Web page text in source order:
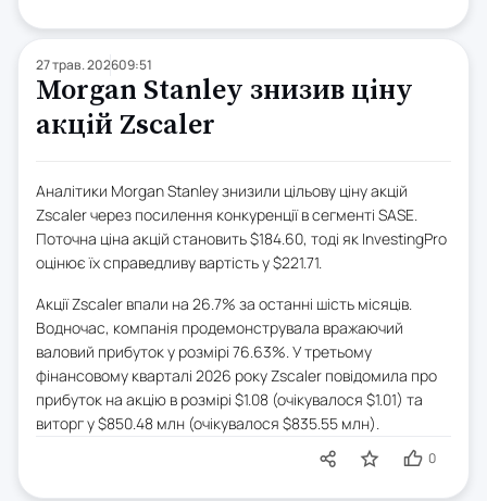
27 трав. 202609:51
Morgan Stanley знизив ціну
акцій Zscaler
Аналітики Morgan Stanley знизили цільову ціну акцій
Zscaler через посилення конкуренції в сегменті SASE.
Поточна ціна акцій становить $184.60, тоді як InvestingPro
оцінює їх справедливу вартість у $221.71.
Акції Zscaler впали на 26.7% за останні шість місяців.
Водночас, компанія продемонструвала вражаючий
валовий прибуток у розмірі 76.63%. У третьому
фінансовому кварталі 2026 року Zscaler повідомила про
прибуток на акцію в розмірі $1.08 (очікувалося $1.01) та
виторг у $850.48 млн (очікувалося $835.55 млн).
0